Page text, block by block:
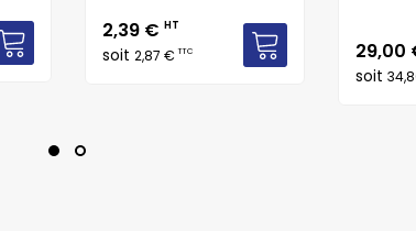
Prix
2,39 € HT
soit 2,87 €TTC Prix
29,00
soit